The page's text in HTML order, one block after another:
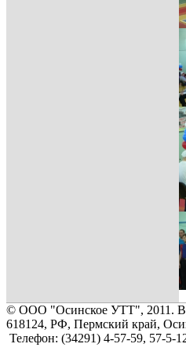
© ООО "Осинское УТТ", 2011.
618124, РФ, Пермский край,
Телефон: (34291) 4-57-59, 57-5-